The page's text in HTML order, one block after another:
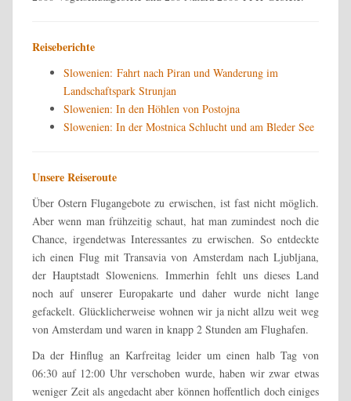
Reiseberichte
Slowenien: Fahrt nach Piran und Wanderung im
Landschaftspark Strunjan
Slowenien: In den Höhlen von Postojna
Slowenien: In der Mostnica Schlucht und am Bleder See
Unsere Reiseroute
Über Ostern Flugangebote zu erwischen, ist fast nicht möglich.
Aber wenn man frühzeitig schaut, hat man zumindest noch die
Chance, irgendetwas Interessantes zu erwischen. So entdeckte
ich einen Flug mit Transavia von Amsterdam nach Ljubljana,
der Hauptstadt Sloweniens. Immerhin fehlt uns dieses Land
noch auf unserer Europakarte und daher wurde nicht lange
gefackelt. Glücklicherweise wohnen wir ja nicht allzu weit weg
von Amsterdam und waren in knapp 2 Stunden am Flughafen.
Da der Hinflug an Karfreitag leider um einen halb Tag von
06:30 auf 12:00 Uhr verschoben wurde, haben wir zwar etwas
weniger Zeit als angedacht aber können hoffentlich doch einiges